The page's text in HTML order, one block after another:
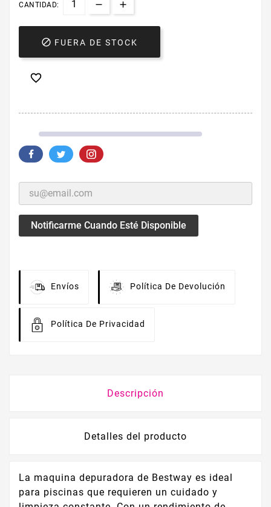
CANTIDAD:
 FUERA DE STOCK

Notificarme Cuando Esté Disponible
Envíos Política De Devolución
Política De Privacidad
Descripción
Detalles del producto
La maquina depuradora de Bestway es ideal
para piscinas que requieren un cuidado y